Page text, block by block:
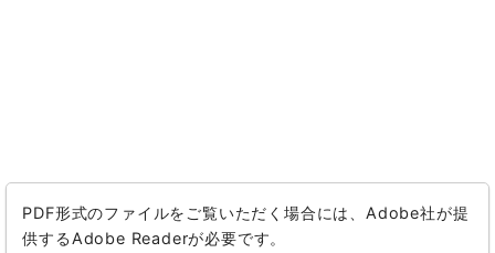
PDF形式のファイルをご覧いただく場合には、Adobe社が提
供するAdobe Readerが必要です。